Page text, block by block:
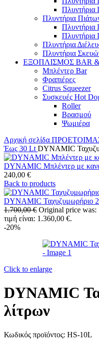
Πλυντήρια
Πλυντήρια
Πλυντήρια
Πλυντήρια
Πλυντήρια
Πλυντήρια
ΕΞΟΠΛΙΣΜΟΣ BAR
Μπλέντερ Bar
Φραπιέρες
Citrus Squeezer
Συσκευές Hot
Roller
Βρασμού
Ψωμιέρα
Αρχική σελίδα
Έως 30 Lt DYNAMIC
DYNAMIC Μπλέντερ με
240,00 €
Back to products
DYNAMIC Ταχυζυμωρήριο
1.700,00€ Original price was:
τιμή είναι: 1.360,00 €.
-20%
Click to enlarge
DYNAMIC
λίτρων
Κωδικός προϊόντος: HS-10L